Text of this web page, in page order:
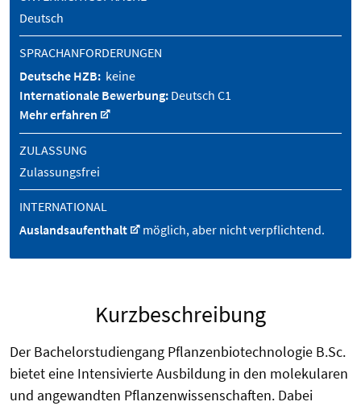
Deutsch
SPRACHANFORDERUNGEN
Deutsche HZB: keine
Internationale Bewerbung: Deutsch C1
Mehr erfahren
ZULASSUNG
Zulassungsfrei
INTERNATIONAL
Auslandsaufenthalt
möglich, aber nicht verpflichtend.
Kurzbeschreibung
Der Bachelorstudiengang Pflanzenbiotechnologie B.Sc.
bietet eine Intensivierte Ausbildung in den molekularen
und angewandten Pflanzenwissenschaften. Dabei